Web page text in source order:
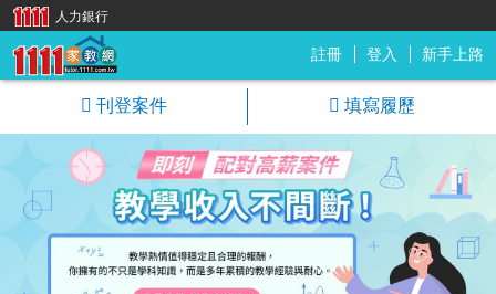
註冊 登入 新手上路
刊登案件 填寫履歷
人力銀行